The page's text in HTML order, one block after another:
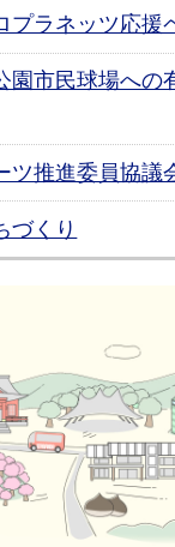
プラネッツ応援
園市民球場への
ツ推進委員協議
づくり